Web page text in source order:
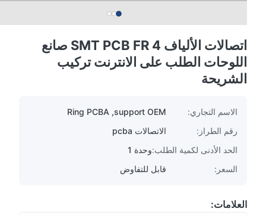
اتصالات الألياف SMT PCB FR 4 صانع
اللوحات الطلب على الانترنت تركيب
الشريحة
الاسم التجاري:
Ring PCBA ,support OEM
رقم الطراز:
الاتصالات pcba
الحد الأدنى لكمية الطلب:وحدة 1
السعر:
قابل للتفاوض
العلامات: